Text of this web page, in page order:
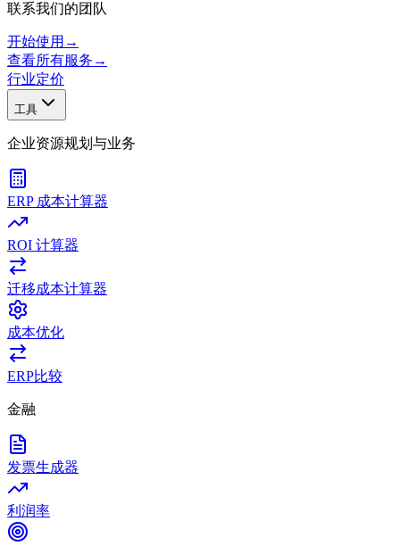
联系我们的团队
开始使用 →
查看所有服务 →
行业定价
工具
企业资源规划与业务
ERP 成本计算器
ROI 计算器
迁移成本计算器
成本优化
ERP比较
金融
发票生成器
利润率